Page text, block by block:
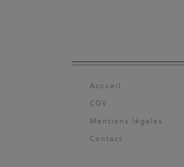
Accueil
CGV
Mentions légales
Contact